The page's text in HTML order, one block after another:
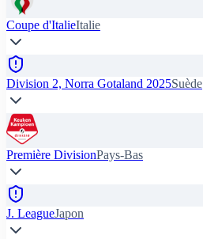
Coupe d'ItalieItalie
Division 2, Norra Gotaland 2025Suède
Première DivisionPays-Bas
J. LeagueJapon